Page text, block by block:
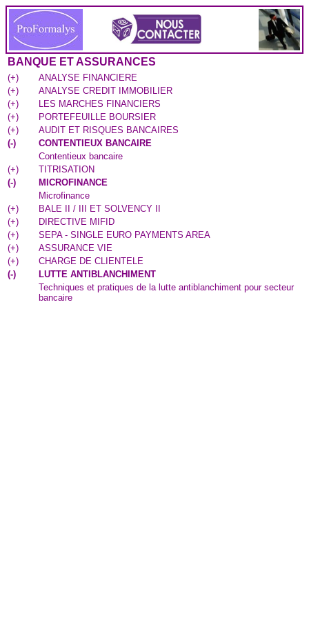
BANQUE ET ASSURANCES
(+)
ANALYSE FINANCIERE
(+)
ANALYSE CREDIT IMMOBILIER
(+)
LES MARCHES FINANCIERS
(+)
PORTEFEUILLE BOURSIER
(+)
AUDIT ET RISQUES BANCAIRES
(-)
CONTENTIEUX BANCAIRE
Contentieux bancaire
(+)
TITRISATION
(-)
MICROFINANCE
Microfinance
(+)
BALE II / III ET SOLVENCY II
(+)
DIRECTIVE MIFID
(+)
SEPA - SINGLE EURO PAYMENTS AREA
(+)
ASSURANCE VIE
(+)
CHARGE DE CLIENTELE
(-)
LUTTE ANTIBLANCHIMENT
Techniques et pratiques de la lutte antiblanchiment pour secteur
bancaire